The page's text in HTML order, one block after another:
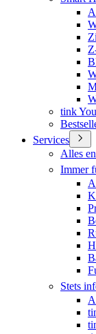
tink
Services
Alles
Immer
Stets